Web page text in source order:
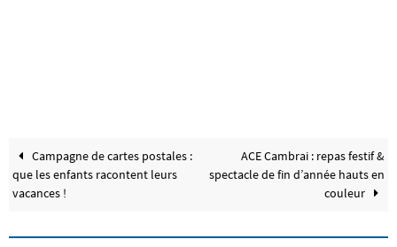
Campagne de cartes postales :
que les enfants racontent leurs
vacances !
ACE Cambrai : repas festif &
spectacle de fin d’année hauts en
couleur